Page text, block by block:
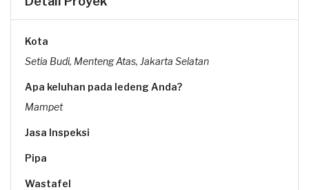
Kota
Setia Budi, Menteng Atas, Jakarta Selatan
Apa keluhan pada ledeng Anda?
Mampet
Jasa Inspeksi
Pipa
Wastafel